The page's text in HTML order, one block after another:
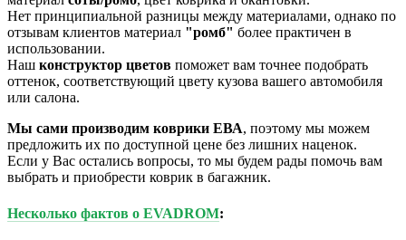
Нет принципиальной разницы между материалами, однако по
отзывам клиентов материал "ромб" более практичен в
использовании.
Наш конструктор цветов поможет вам точнее подобрать
оттенок, соответствующий цвету кузова вашего автомобиля
или салона.
Мы сами производим коврики ЕВА, поэтому мы можем
предложить их по доступной цене без лишних наценок.
Если у Вас остались вопросы, то мы будем рады помочь вам
выбрать и приобрести коврик в багажник.
Несколько фактов о EVADROM: